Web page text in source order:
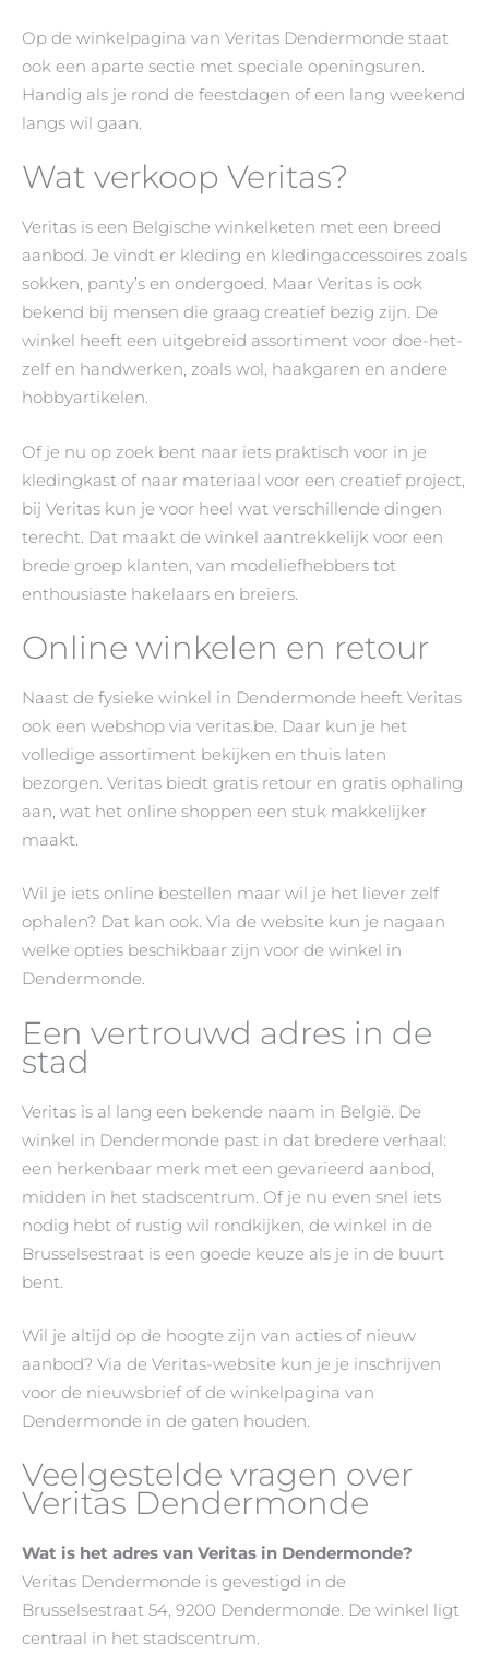
Op de winkelpagina van Veritas Dendermonde staat
ook een aparte sectie met speciale openingsuren.
Handig als je rond de feestdagen of een lang weekend
langs wil gaan.
Wat verkoop Veritas?
Veritas is een Belgische winkelketen met een breed
aanbod. Je vindt er kleding en kledingaccessoires zoals
sokken, panty’s en ondergoed. Maar Veritas is ook
bekend bij mensen die graag creatief bezig zijn. De
winkel heeft een uitgebreid assortiment voor doe-het-
zelf en handwerken, zoals wol, haakgaren en andere
hobbyartikelen.
Of je nu op zoek bent naar iets praktisch voor in je
kledingkast of naar materiaal voor een creatief project,
bij Veritas kun je voor heel wat verschillende dingen
terecht. Dat maakt de winkel aantrekkelijk voor een
brede groep klanten, van modeliefhebbers tot
enthousiaste hakelaars en breiers.
Online winkelen en retour
Naast de fysieke winkel in Dendermonde heeft Veritas
ook een webshop via veritas.be. Daar kun je het
volledige assortiment bekijken en thuis laten
bezorgen. Veritas biedt gratis retour en gratis ophaling
aan, wat het online shoppen een stuk makkelijker
maakt.
Wil je iets online bestellen maar wil je het liever zelf
ophalen? Dat kan ook. Via de website kun je nagaan
welke opties beschikbaar zijn voor de winkel in
Dendermonde.
Een vertrouwd adres in de
stad
Veritas is al lang een bekende naam in België. De
winkel in Dendermonde past in dat bredere verhaal:
een herkenbaar merk met een gevarieerd aanbod,
midden in het stadscentrum. Of je nu even snel iets
nodig hebt of rustig wil rondkijken, de winkel in de
Brusselsestraat is een goede keuze als je in de buurt
bent.
Wil je altijd op de hoogte zijn van acties of nieuw
aanbod? Via de Veritas-website kun je je inschrijven
voor de nieuwsbrief of de winkelpagina van
Dendermonde in de gaten houden.
Veelgestelde vragen over
Veritas Dendermonde
Wat is het adres van Veritas in Dendermonde?
Veritas Dendermonde is gevestigd in de
Brusselsestraat 54, 9200 Dendermonde. De winkel ligt
centraal in het stadscentrum.